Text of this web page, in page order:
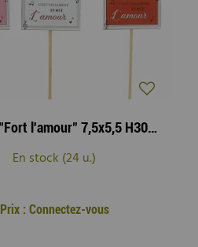
Pic Bois "Fort l'amour" 7,5x5,5 H30 ass ( x 12 )
En stock (24 u.)
Prix : Connectez-vous